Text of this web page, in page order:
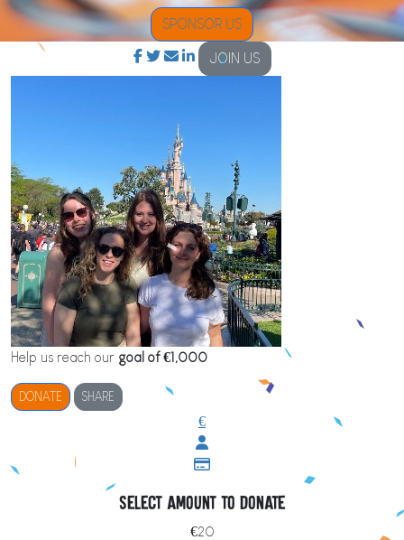
SPONSOR US
JOIN US
Help us reach our goal of €1,000
DONATE SHARE
€
Select amount to donate
€20